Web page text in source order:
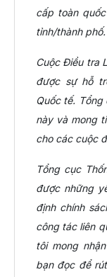
cấp toàn
tỉnh/thành phố.
Cuộc Điều tra
được sự hỗ
Quốc tế.
này và mong
cho các cuộc
Tổng cục
được những
định chính
công tác liên
tôi mong
bạn đọc để